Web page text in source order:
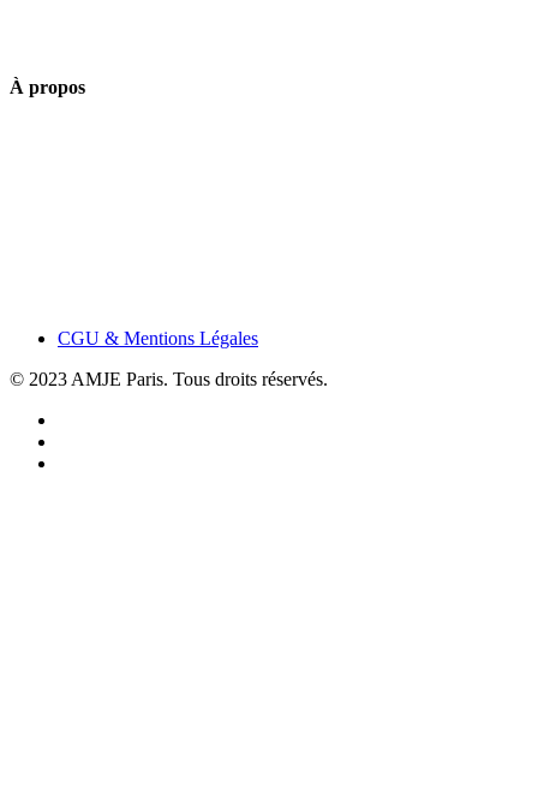
À propos
CGU & Mentions Légales
© 2023 AMJE Paris. Tous droits réservés.